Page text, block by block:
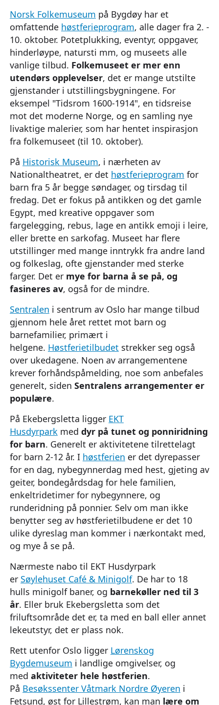
Norsk Folkemuseum på Bygdøy har et
omfattende høstferieprogram, alle dager fra 2. -
10. oktober. Potetplukking, eventyr, oppgaver,
hinderløype, natursti mm, og museets alle
vanlige tilbud. Folkemuseet er mer enn
utendørs opplevelser, det er mange utstilte
gjenstander i utstillingsbygningene. For
eksempel "Tidsrom 1600-1914", en tidsreise
mot det moderne Norge, og en samling nye
livaktige malerier, som har hentet inspirasjon
fra folkemuseet (til 10. oktober).
På Historisk Museum, i nærheten av
Nationaltheatret, er det høstferieprogram for
barn fra 5 år begge søndager, og tirsdag til
fredag. Det er fokus på antikken og det gamle
Egypt, med kreative oppgaver som
fargelegging, rebus, lage en antikk emoji i leire,
eller brette en sarkofag. Museet har flere
utstillinger med mange inntrykk fra andre land
og folkeslag, ofte gjenstander med sterke
farger. Det er mye for barna å se på, og
fasineres av, også for de mindre.
Sentralen i sentrum av Oslo har mange tilbud
gjennom hele året rettet mot barn og
barnefamilier, primært i
helgene. Høstferietilbudet strekker seg også
over ukedagene. Noen av arrangementene
krever forhåndspåmelding, noe som anbefales
generelt, siden Sentralens arrangementer er
populære.
På Ekebergsletta ligger EKT
Husdyrpark med dyr på tunet og ponniridning
for barn. Generelt er aktivitetene tilrettelagt
for barn 2-12 år. I høstferien er det dyrepasser
for en dag, nybegynnerdag med hest, gjeting av
geiter, bondegårdsdag for hele familien,
enkeltridetimer for nybegynnere, og
runderidning på ponnier. Selv om man ikke
benytter seg av høstferietilbudene er det 10
ulike dyreslag man kommer i nærkontakt med,
og mye å se på.
Nærmeste nabo til EKT Husdyrpark
er Søylehuset Café & Minigolf. De har to 18
hulls minigolf baner, og barnekøller ned til 3
år. Eller bruk Ekebergsletta som det
friluftsområde det er, ta med en ball eller annet
lekeutstyr, det er plass nok.
Rett utenfor Oslo ligger Lørenskog
Bygdemuseum i landlige omgivelser, og
med aktiviteter hele høstferien.
På Besøkssenter Våtmark Nordre Øyeren i
Fetsund, øst for Lillestrøm, kan man lære om